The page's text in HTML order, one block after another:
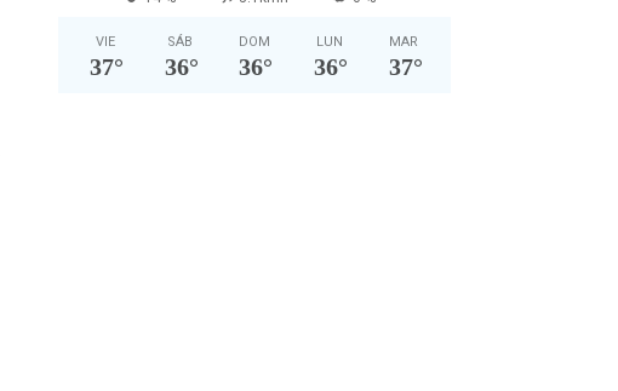
VIE
37°
SÁB
36°
DOM
36°
LUN
36°
MAR
37°